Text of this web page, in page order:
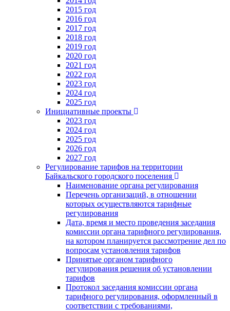
2015 год
2016 год
2017 год
2018 год
2019 год
2020 год
2021 год
2022 год
2023 год
2024 год
2025 год
Инициативные проекты
2023 год
2024 год
2025 год
2026 год
2027 год
Регулирование тарифов на территории
Байкальского городского поселения
Наименование органа регулирования
Перечень организаций, в отношении
которых осуществляются тарифные
регулирования
Дата, время и место проведения заседания
комиссии органа тарифного регулирования,
на котором планируется рассмотрение дел по
вопросам установления тарифов
Принятые органом тарифного
регулирования решения об установлении
тарифов
Протокол заседания комиссии органа
тарифного регулирования, оформленный в
соответствии с требованиями,